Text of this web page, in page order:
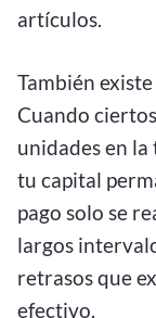
artículos.
También
Cuando
unidades en
tu capital
pago solo se
largos
retrasos que
efectivo.